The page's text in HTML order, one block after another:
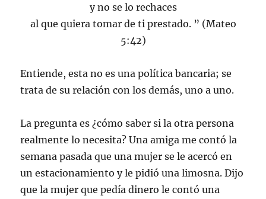
y no se lo rechaces
al que quiera tomar de ti prestado. ” (Mateo
5:42)
Entiende, esta no es una política bancaria; se
trata de su relación con los demás, uno a uno.
La pregunta es ¿cómo saber si la otra persona
realmente lo necesita? Una amiga me contó la
semana pasada que una mujer se le acercó en
un estacionamiento y le pidió una limosna. Dijo
que la mujer que pedía dinero le contó una